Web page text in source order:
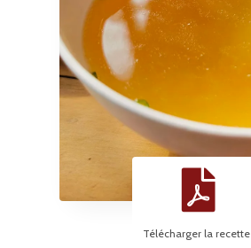
Télécharger la recette